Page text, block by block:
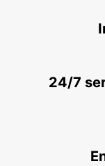
OLDENBURG /
24/7